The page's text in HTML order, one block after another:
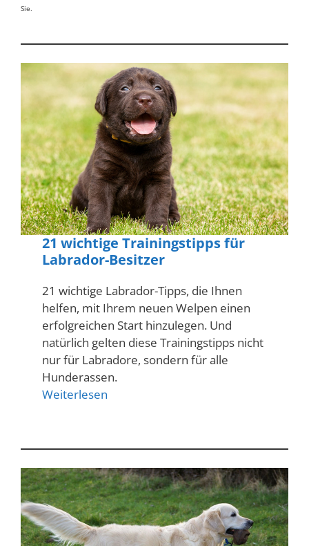
Sie.
21 wichtige Trainingstipps für
Labrador-Besitzer
21 wichtige Labrador-Tipps, die Ihnen
helfen, mit Ihrem neuen Welpen einen
erfolgreichen Start hinzulegen. Und
natürlich gelten diese Trainingstipps nicht
nur für Labradore, sondern für alle
Hunderassen.
Weiterlesen